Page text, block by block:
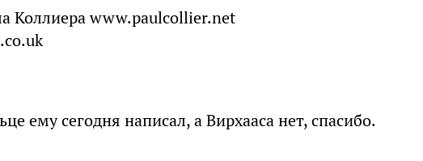
Коллиера www.paulcollier.net
ему сегодня написал, а Вирхааса нет, спасибо.